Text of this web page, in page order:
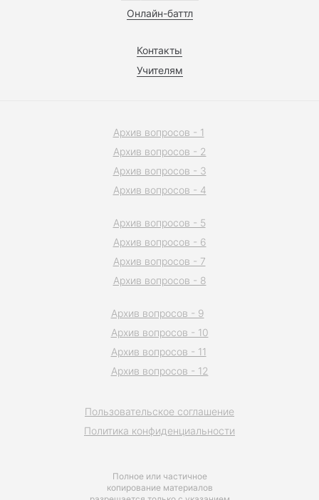
Онлайн-баттл
Контакты
Учителям
Полное или частичное
копирование материалов
Пользовательское соглашение
Политика конфиденциальности
Архив вопросов - 1
Архив вопросов - 2
Архив вопросов - 3
Архив вопросов - 4
Архив вопросов - 5
Архив вопросов - 6
Архив вопросов - 7
Архив вопросов - 8
Архив вопросов - 9
Архив вопросов - 10
Архив вопросов - 11
Архив вопросов - 12